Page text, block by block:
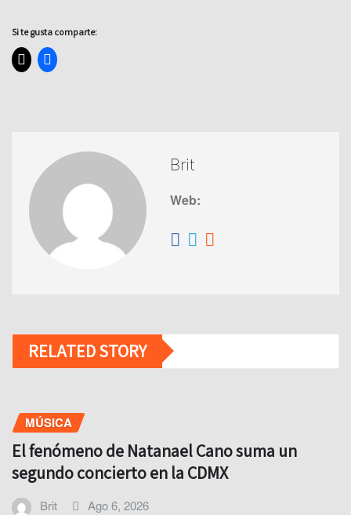
Si te gusta comparte:
Brit
Web:
RELATED STORY
MÚSICA
El fenómeno de Natanael Cano suma un
segundo concierto en la CDMX
Brit Ago 6, 2026